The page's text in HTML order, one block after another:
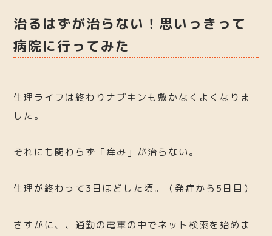
治るはずが治らない！思いっきって
病院に行ってみた
生理ライフは終わりナプキンも敷かなくよくなりま
した。
それにも関わらず「痒み」が治らない。
生理が終わって3日ほどした頃。（発症から5日目）
さすがに、、通勤の電車の中でネット検索を始めま